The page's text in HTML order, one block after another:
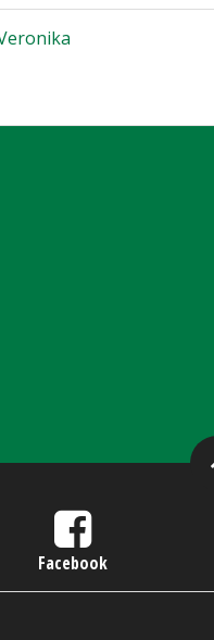
Facebook